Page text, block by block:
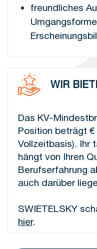
freundliches
WIR
Das KV-
Position beträgt
Vollzeitbasis). Ihr
hängt von Ihren
Berufserfahrung
auch darüber
SWIETELSKY
hier.